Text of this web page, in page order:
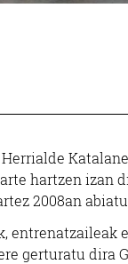
hartzen izan
2008an
entrenatzaileak
gerturatu dira